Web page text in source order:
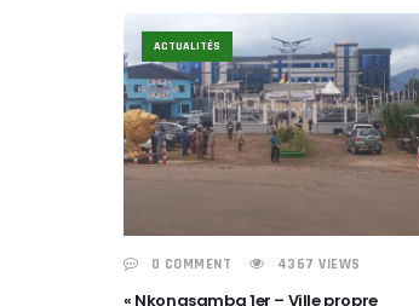
ACTUALITÉS
0 COMMENT 4367 VIEWS
« Nkongsamba 1er – Ville propre